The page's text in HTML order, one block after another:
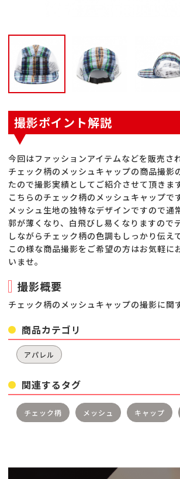
撮影ポイント解説
今回はファッションアイテムなどを販売さ
チェック柄のメッシュキャップの商品撮影
たので撮影実績としてご紹介させて頂きます
こちらのチェック柄のメッシュキャップで
メッシュ生地の独特なデザインですので通
郭が薄くなり、白飛びし易くなりますので
しながらチェック柄の色調もしっかり伝え
この様な商品撮影をご希望の方はお気軽に
いませ。
撮影概要
チェック柄のメッシュキャップの撮影に関
商品カテゴリ
アパレル
関連するタグ
チェック柄 メッシュ キャップ